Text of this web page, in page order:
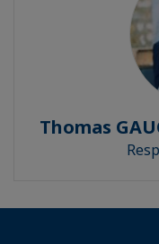
Thomas